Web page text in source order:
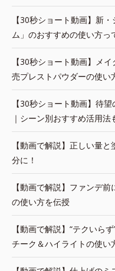
【30秒ショート動画】新
ム」のおすすめの使い方っ
【30秒ショート動画】メ
売プレストパウダーの使い
【30秒ショート動画】待
｜シーン別おすすめ活用法
【動画で解説】正しい量
分に！
【動画で解説】ファンデ
の使い方を伝授
【動画で解説】“テクいら
チーク＆ハイライトの使い